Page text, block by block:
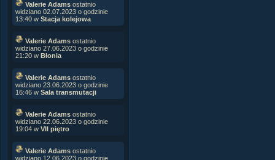
Valerie Adams ostatnio
widziano 02.07.2023 o godzinie
13:40 w Stacja kolejowa
Valerie Adams ostatnio
widziano 27.06.2023 o godzinie
21:20 w Błonia
Valerie Adams ostatnio
widziano 23.06.2023 o godzinie
16:46 w Sala transmutacji
Valerie Adams ostatnio
widziano 22.06.2023 o godzinie
19:04 w VII piętro
Valerie Adams ostatnio
widziano 12.06.2023 o godzinie